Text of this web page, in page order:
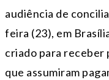
audiência de
feira (23), em
criado para receber
que assumiram